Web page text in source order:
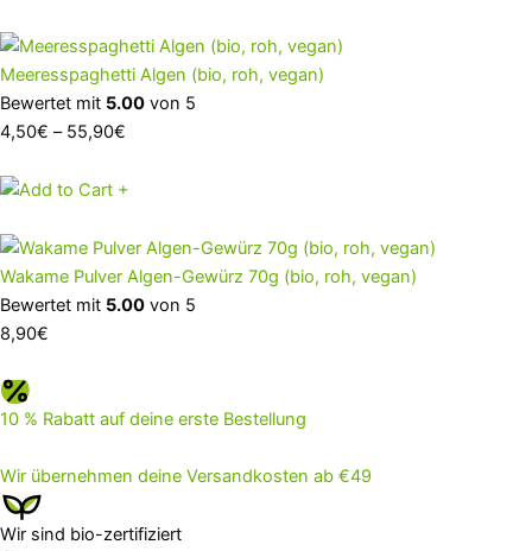
Meeresspaghetti Algen (bio, roh, vegan)
Bewertet mit 5.00 von 5
4,50€ – 55,90€
+
Wakame Pulver Algen-Gewürz 70g (bio, roh, vegan)
Bewertet mit 5.00 von 5
8,90€
10 % Rabatt auf deine erste Bestellung
Wir übernehmen deine Versandkosten ab €49
Wir sind bio-zertifiziert